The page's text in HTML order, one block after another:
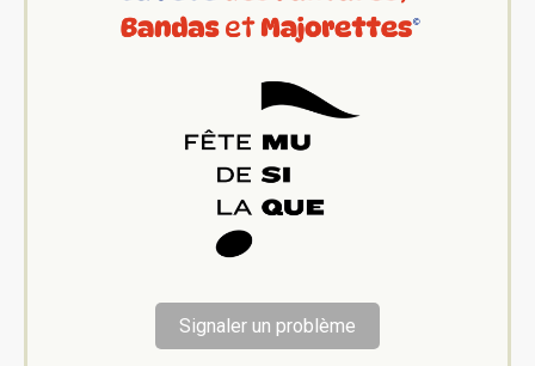
Signaler un problème